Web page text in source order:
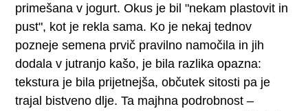
primešana v jogurt. Okus je bil "nekam plastovit in
pust", kot je rekla sama. Ko je nekaj tednov
pozneje semena prvič pravilno namočila in jih
dodala v jutranjo kašo, je bila razlika opazna:
tekstura je bila prijetnejša, občutek sitosti pa je
trajal bistveno dlje. Ta majhna podrobnost –